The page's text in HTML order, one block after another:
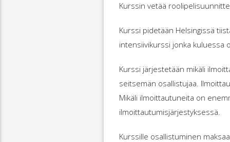
Kurssin vetää
Kurssi pidetään Helsingissä
intensiivikurssi jonka kuluessa
Kurssi järjestetään mikäli
seitsemän osallistujaa.
Mikäli ilmoittautuneita on
ilmoittautumisjärjestyksessä.
Kurssille osallistuminen